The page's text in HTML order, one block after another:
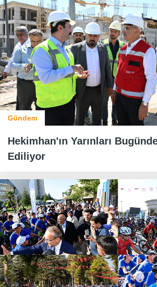
Gündem
Hekimhan'ın Yarınları
Ediliyor